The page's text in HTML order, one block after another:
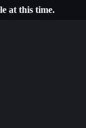
at this time.